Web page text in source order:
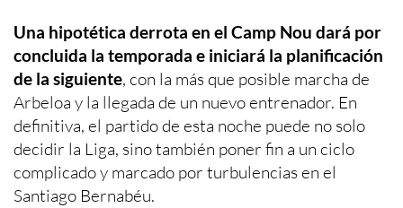
Una hipotética derrota en el Camp Nou dará por
concluida la temporada e iniciará la planificación
de la siguiente, con la más que posible marcha de
Arbeloa y la llegada de un nuevo entrenador. En
definitiva, el partido de esta noche puede no solo
decidir la Liga, sino también poner fin a un ciclo
complicado y marcado por turbulencias en el
Santiago Bernabéu.